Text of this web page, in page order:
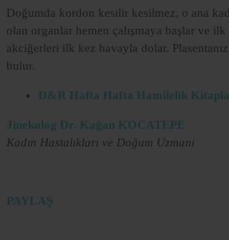
Doğumda kordon kesilir kesilmez, o ana
olan organlar hemen çalışmaya başlar ve
akciğerleri ilk kez havayla dolar.
bulur.
D&R Hafta Hafta Hamilelik
Jinekolog Dr. Kağan KOCATEPE
Kadın Hastalıkları ve Doğum Uzmanı
PAYLAŞ